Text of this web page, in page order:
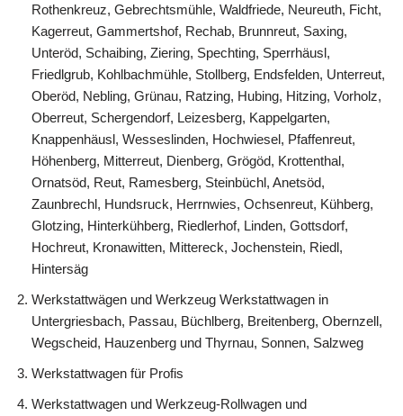
Rothenkreuz, Gebrechtsmühle, Waldfriede, Neureuth, Ficht,
Kagerreut, Gammertshof, Rechab, Brunnreut, Saxing,
Unteröd, Schaibing, Ziering, Spechting, Sperrhäusl,
Friedlgrub, Kohlbachmühle, Stollberg, Endsfelden, Unterreut,
Oberöd, Nebling, Grünau, Ratzing, Hubing, Hitzing, Vorholz,
Oberreut, Schergendorf, Leizesberg, Kappelgarten,
Knappenhäusl, Wesseslinden, Hochwiesel, Pfaffenreut,
Höhenberg, Mitterreut, Dienberg, Grögöd, Krottenthal,
Ornatsöd, Reut, Ramesberg, Steinbüchl, Anetsöd,
Zaunbrechl, Hundsruck, Herrnwies, Ochsenreut, Kühberg,
Glotzing, Hinterkühberg, Riedlerhof, Linden, Gottsdorf,
Hochreut, Kronawitten, Mittereck, Jochenstein, Riedl,
Hintersäg
Werkstattwägen und Werkzeug Werkstattwagen in
Untergriesbach, Passau, Büchlberg, Breitenberg, Obernzell,
Wegscheid, Hauzenberg und Thyrnau, Sonnen, Salzweg
Werkstattwagen für Profis
Werkstattwagen und Werkzeug-Rollwagen und